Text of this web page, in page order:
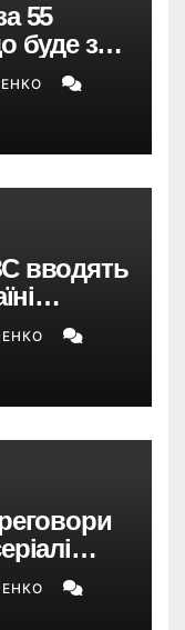
55
буде з
і The
вводять